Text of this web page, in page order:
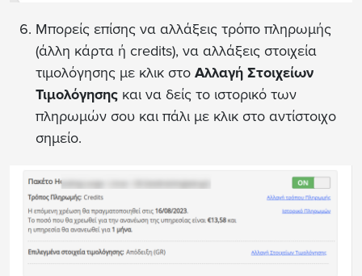
Μπορείς επίσης να αλλάξεις τρόπο πληρωμής
(άλλη κάρτα ή credits), να αλλάξεις στοιχεία
τιμολόγησης με κλικ στο Αλλαγή Στοιχείων
Τιμολόγησης και να δείς το ιστορικό των
πληρωμών σου και πάλι με κλικ στο αντίστοιχο
σημείο.